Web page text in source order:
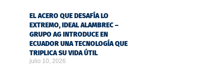
EL ACERO QUE DESAFÍA LO
EXTREMO, IDEAL ALAMBREC –
GRUPO AG INTRODUCE EN
ECUADOR UNA TECNOLOGÍA QUE
TRIPLICA SU VIDA ÚTIL
julio 10, 2026